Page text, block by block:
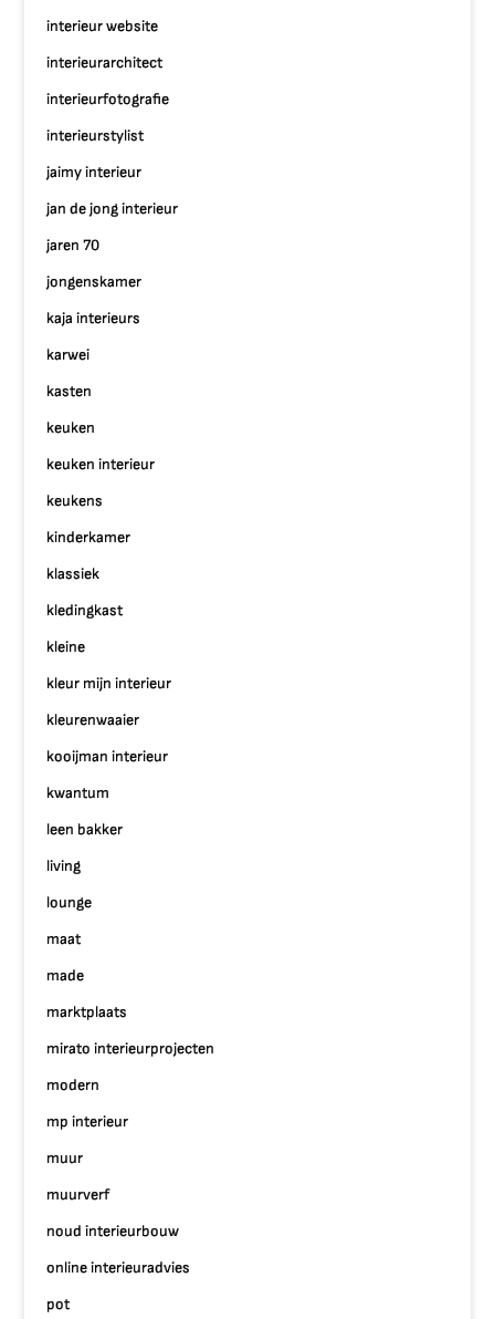
interieur website
interieurarchitect
interieurfotografie
interieurstylist
jaimy interieur
jan de jong interieur
jaren 70
jongenskamer
kaja interieurs
karwei
kasten
keuken
keuken interieur
keukens
kinderkamer
klassiek
kledingkast
kleine
kleur mijn interieur
kleurenwaaier
kooijman interieur
kwantum
leen bakker
living
lounge
maat
made
marktplaats
mirato interieurprojecten
modern
mp interieur
muur
muurverf
noud interieurbouw
online interieuradvies
pot